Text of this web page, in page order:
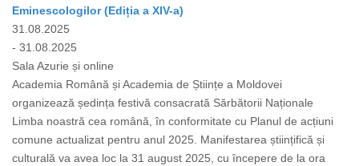
Eminescologilor (Ediția a XIV-a)
31.08.2025
- 31.08.2025
Sala Azurie și online
Academia Română și Academia de Științe a Moldovei
organizează ședința festivă consacrată Sărbătorii Naționale
Limba noastră cea română, în conformitate cu Planul de acțiuni
comune actualizat pentru anul 2025. Manifestarea științifică și
culturală va avea loc la 31 august 2025, cu începere de la ora